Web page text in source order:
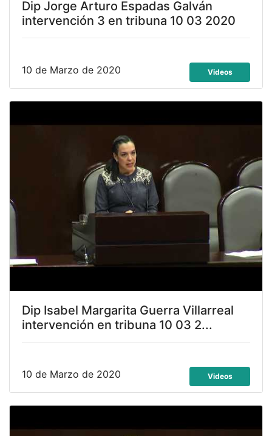
Dip Jorge Arturo Espadas Galván
intervención 3 en tribuna 10 03 2020
10 de Marzo de 2020 Videos
Dip Isabel Margarita Guerra Villarreal
intervención en tribuna 10 03 2...
10 de Marzo de 2020 Videos